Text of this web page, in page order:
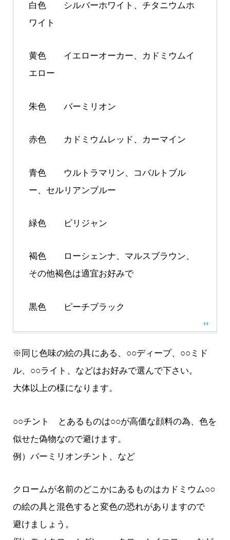
白色 シルバーホワイト、チタニウムホ
ワイト
黄色 イエローオーカー、カドミウムイ
エロー
朱色 バーミリオン
赤色 カドミウムレッド、カーマイン
青色 ウルトラマリン、コバルトブル
ー、セルリアンブルー
緑色 ビリジャン
褐色 ローシェンナ、マルスブラウン、
その他褐色は適宜お好みで
黒色 ピーチブラック
※同じ色味の絵の具にある、○○ディープ、○○ミド
ル、○○ライト、などはお好みで選んで下さい。
大体以上の様になります。
○○チント とあるものは○○が高価な顔料の為、色を
似せた偽物なので避けます。
例）バーミリオンチント、など
クロームが名前のどこかにあるものはカドミウム○○
の絵の具と混色すると変色の恐れがありますので
避けましょう。